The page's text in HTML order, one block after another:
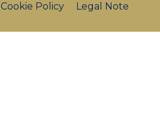
Cookie Policy Legal Note